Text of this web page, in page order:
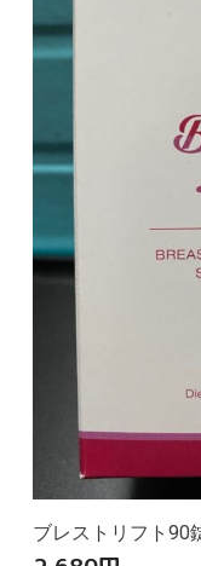
ブレストリフト90